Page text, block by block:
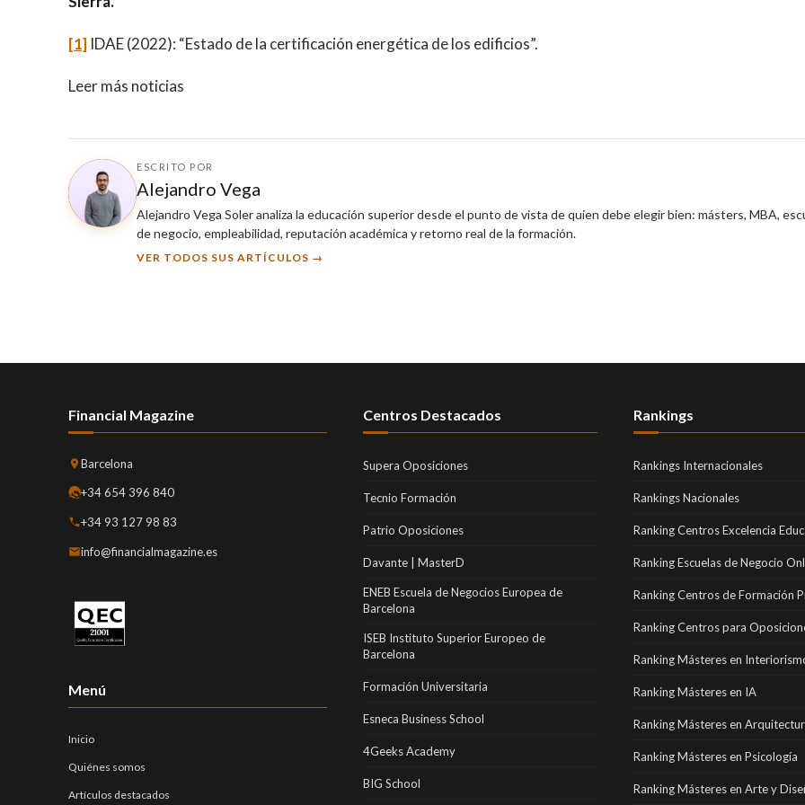
[1] IDAE (2022): “Estado de la certificación energética de los edificios”.
Leer más noticias
ESCRITO POR
Alejandro Vega
Alejandro Vega Soler analiza la educación superior desde el punto de vista de quien debe elegir bien: másters, MBA,
de negocio, empleabilidad, reputación académica y retorno real de la formación.
VER TODOS SUS ARTÍCULOS →
Financial Magazine
Barcelona
+34 654 396 840
+34 93 127 98 83
info@financialmagazine.es
Menú
Inicio
Quiénes somos
Artículos destacados
Centros Destacados
Supera Oposiciones
Tecnio Formación
Patrio Oposiciones
Davante | MasterD
ENEB Escuela de Negocios Europea de
Barcelona
ISEB Instituto Superior Europeo de
Barcelona
Formación Universitaria
Esneca Business School
4Geeks Academy
BIG School
Rankings
Rankings Internacionales
Rankings Nacionales
Ranking Centros Excelencia
Ranking Escuelas de Negocio
Ranking Centros de Formación
Ranking Centros para
Ranking Másteres en
Ranking Másteres en IA
Ranking Másteres en
Ranking Másteres en Psicología
Ranking Másteres en Arte y